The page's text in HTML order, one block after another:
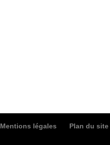
Mentions légales Plan du site